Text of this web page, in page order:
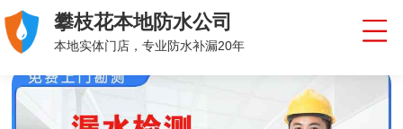
攀枝花本地防水公司
本地实体门店，专业防水补漏20年